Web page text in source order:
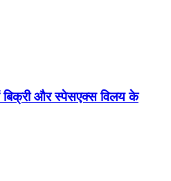
बिक्री और स्पेसएक्स विलय के